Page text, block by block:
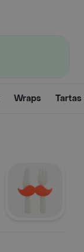
Wraps Tartas